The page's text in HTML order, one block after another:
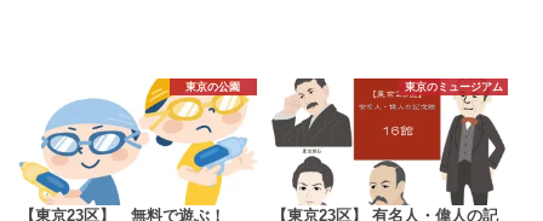
東京の公園
【東京23区】 無料で遊ぶ！
東京のミュージアム
【東京23区】 有名人・偉人の記